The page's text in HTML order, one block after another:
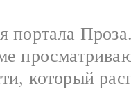
портала
который